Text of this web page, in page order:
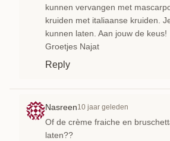
kunnen vervangen met
kruiden met italiaanse kruiden.
kunnen laten. Aan jouw de keus!
Groetjes Najat
Reply
Nasreen10 jaar geleden
Of de crème fraiche en
laten??